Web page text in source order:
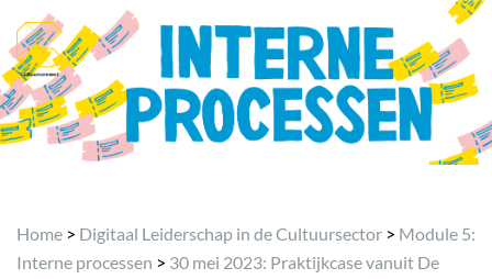
Home > Digitaal Leiderschap in de Cultuursector > Module 5:
Interne processen > 30 mei 2023: Praktijkcase vanuit De